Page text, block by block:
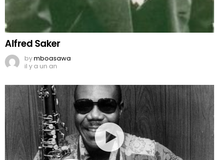
Alfred Saker
bymboasawa
il y a un an